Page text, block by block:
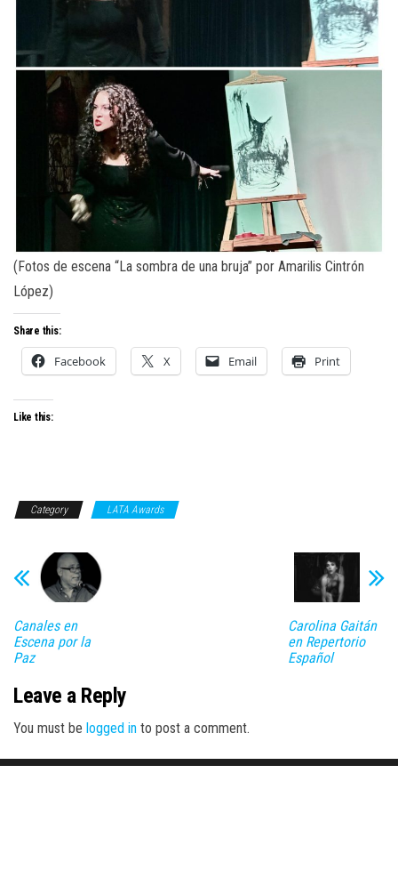
(Fotos de escena “La sombra de una bruja” por Amarilis Cintrón
López)
Share this:
Facebook X Email Print
Like this:
Category LATA Awards
Canales en
Escena por la
Paz
Carolina Gaitán
en Repertorio
Español
Leave a Reply
You must be logged in to post a comment.